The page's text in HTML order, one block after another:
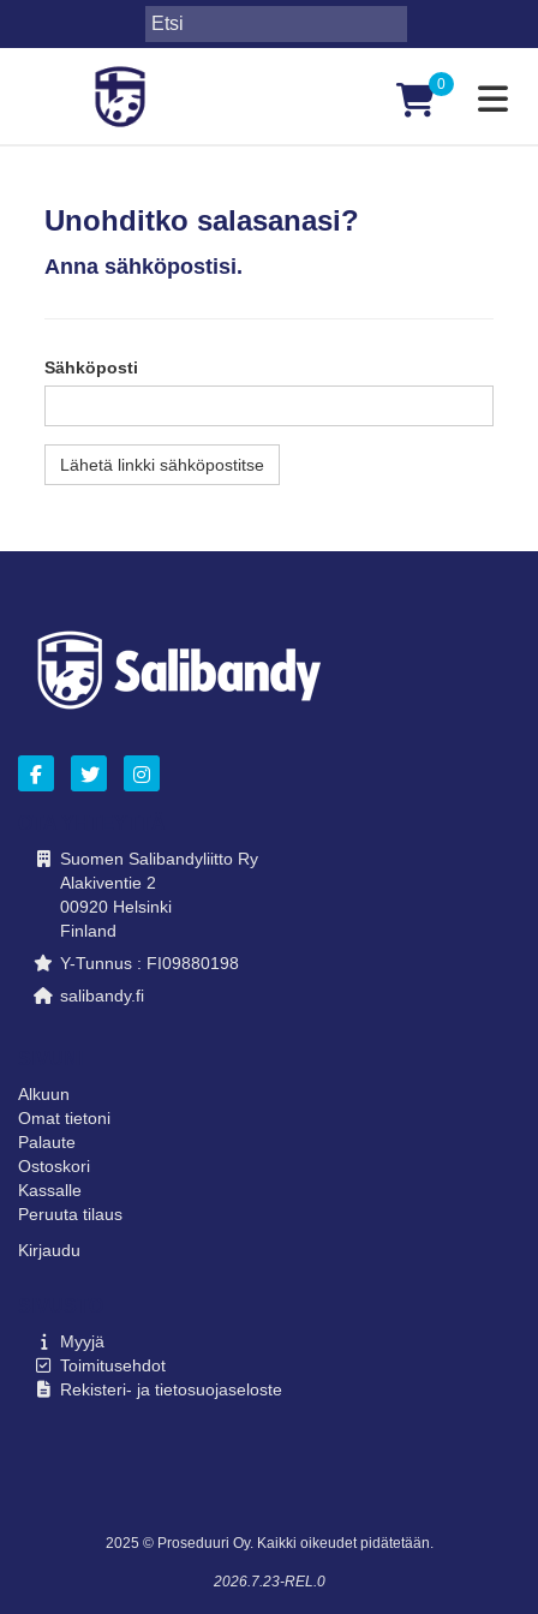
0
Unohditko salasanasi?
Anna sähköpostisi.
Sähköposti
Suomen Salibandyliitto Ry
Alakiventie 2
00920 Helsinki
Finland
Y-Tunnus : FI09880198
salibandy.fi
Alkuun
Omat tietoni
Palaute
Ostoskori
Kassalle
Peruuta tilaus
Kirjaudu
Myyjä
Toimitusehdot
Rekisteri- ja tietosuojaseloste
2025 © Proseduuri Oy. Kaikki oikeudet pidätetään.
2026.7.23-REL.0